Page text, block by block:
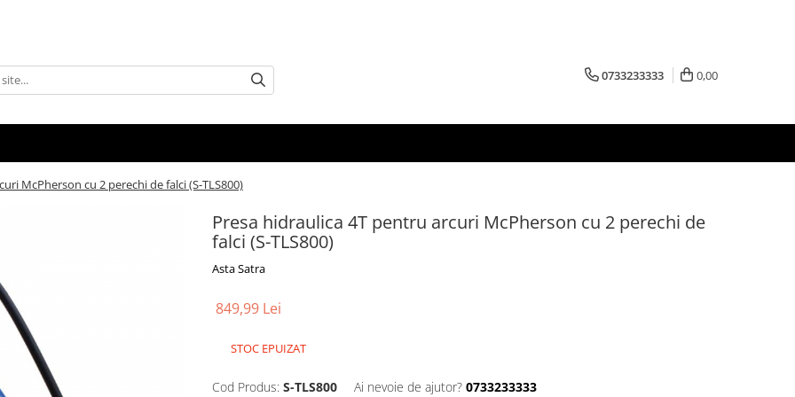
0733233333 0,00
McPherson cu 2 perechi de falci (S-TLS800)
Presa hidraulica 4T pentru arcuri McPherson cu 2 perechi de
falci (S-TLS800)
Asta Satra
849,99 Lei
STOC EPUIZAT
Cod Produs: S-TLS800 Ai nevoie de ajutor? 0733233333